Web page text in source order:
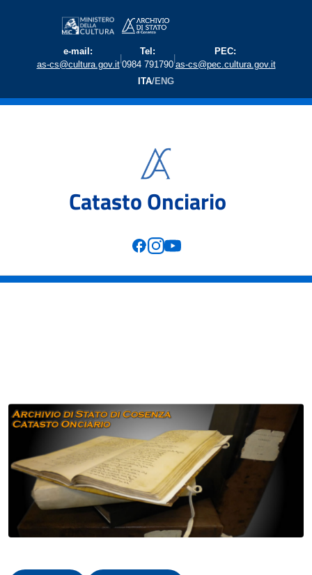
e-mail:
as-cs@cultura.gov.it
|
Tel:
0984 791790
|
PEC:
as-cs@pec.cultura.gov.it
ITA/ENG
Catasto Onciario